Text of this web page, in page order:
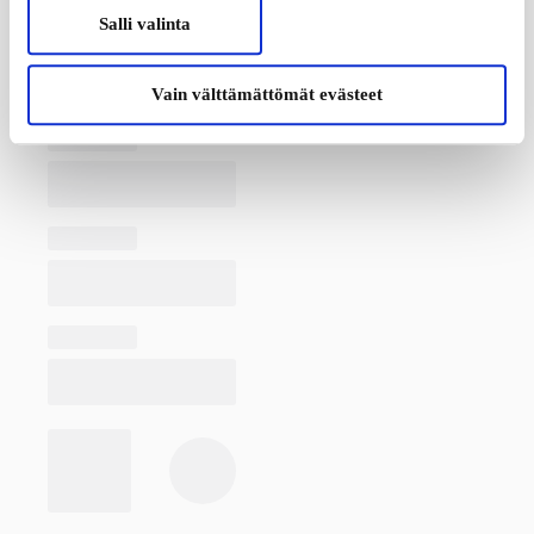
Salli valinta
Vain välttämättömät evästeet